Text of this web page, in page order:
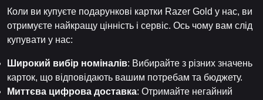
Коли ви купуєте подарункові картки Razer Gold у нас, ви
отримуєте найкращу цінність і сервіс. Ось чому вам слід
купувати у нас:
Широкий вибір номіналів: Вибирайте з різних значень
карток, що відповідають вашим потребам та бюджету.
Миттєва цифрова доставка: Отримайте негайний